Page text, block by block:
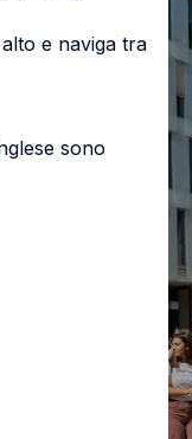
e naviga tra
sono